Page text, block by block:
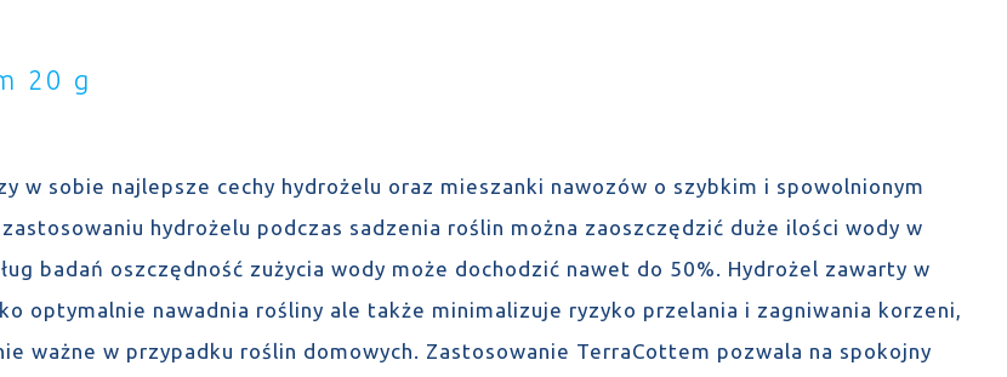
20 g
w sobie najlepsze cechy hydrożelu oraz mieszanki nawozów o szybkim i spowolnionym
hydrożelu podczas sadzenia roślin można zaoszczędzić duże ilości wody w
badań oszczędność zużycia wody może dochodzić nawet do 50%. Hydrożel zawarty w
optymalnie nawadnia rośliny ale także minimalizuje ryzyko przelania i zagniwania korzeni,
ważne w przypadku roślin domowych. Zastosowanie TerraCottem pozwala na spokojny